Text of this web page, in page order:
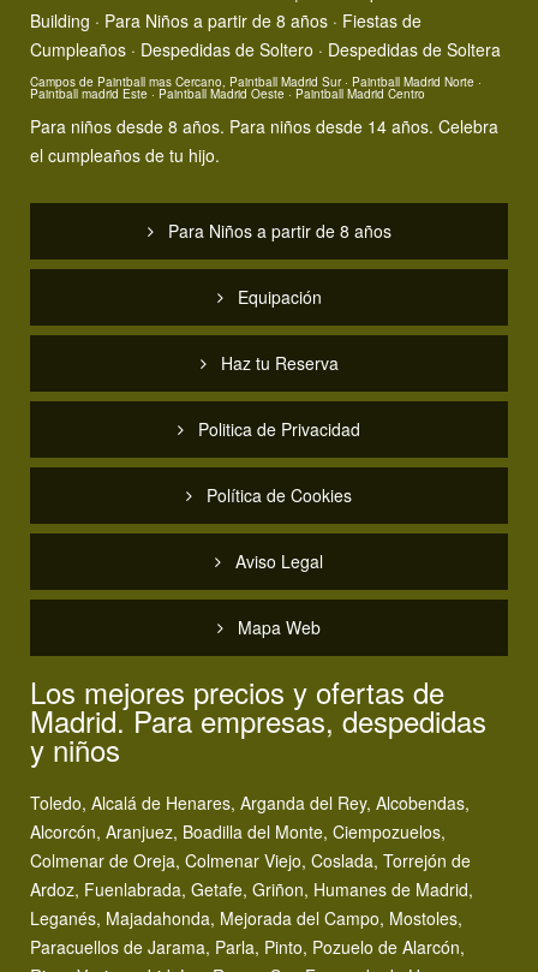
Building · Para Niños a partir de 8 años · Fiestas de
Cumpleaños · Despedidas de Soltero · Despedidas de Soltera
Campos de Paintball mas Cercano, Paintball Madrid Sur· Paintball Madrid Norte ·
Paintball madrid Este · Paintball Madrid Oeste · Paintball Madrid Centro
Para niños desde 8 años. Para niños desde 14 años. Celebra
el cumpleaños de tu hijo.
Para Niños a partir de 8 años
Equipación
Haz tu Reserva
Politica de Privacidad
Política de Cookies
Aviso Legal
Mapa Web
Los mejores precios y ofertas de
Madrid. Para empresas, despedidas
y niños
Toledo, Alcalá de Henares, Arganda del Rey, Alcobendas,
Alcorcón, Aranjuez, Boadilla del Monte, Ciempozuelos,
Colmenar de Oreja, Colmenar Viejo, Coslada, Torrejón de
Ardoz, Fuenlabrada, Getafe, Griñon, Humanes de Madrid,
Leganés, Majadahonda, Mejorada del Campo, Mostoles,
Paracuellos de Jarama, Parla, Pinto, Pozuelo de Alarcón,